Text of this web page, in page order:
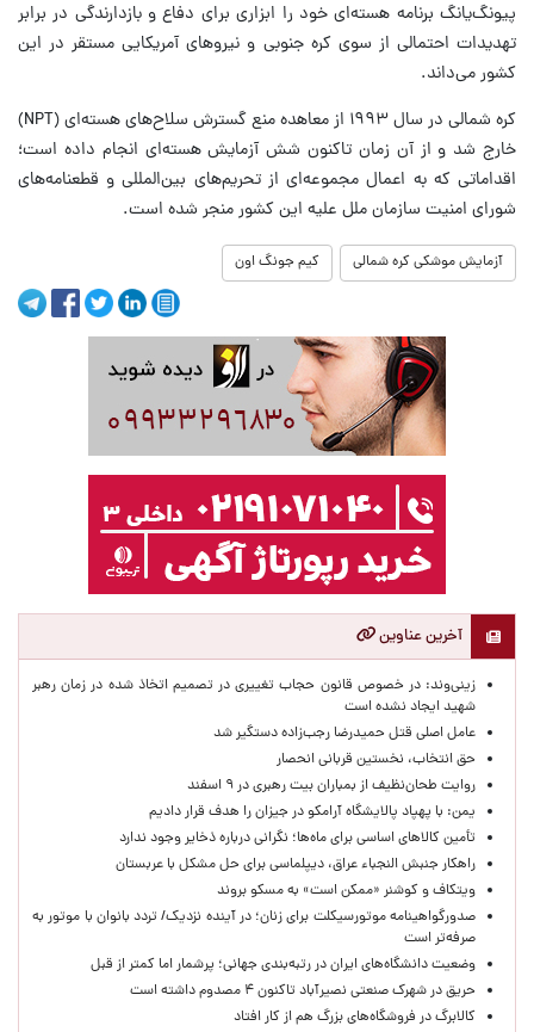
پیونگ‌یانگ برنامه هسته‌ای خود را ابزاری برای دفاع و بازدارندگی در برابر
تهدیدات احتمالی از سوی کره جنوبی و نیروهای آمریکایی مستقر در این
کشور می‌داند.
کره شمالی در سال ۱۹۹۳ از معاهده منع گسترش سلاح‌های هسته‌ای (NPT)
خارج شد و از آن زمان تاکنون شش آزمایش هسته‌ای انجام داده است؛
اقداماتی که به اعمال مجموعه‌ای از تحریم‌های بین‌المللی و قطعنامه‌های
شورای امنیت سازمان ملل علیه این کشور منجر شده است.
آزمایش موشکی کره شمالی کیم جونگ اون
آخرین عناوین
زینی‌وند: در خصوص قانون حجاب تغییری در تصمیم اتخاذ شده در زمان رهبر
شهید ایجاد نشده است
عامل اصلی قتل حمیدرضا رجب‌زاده دستگیر شد
حق انتخاب، نخستین قربانی انحصار
روایت طحان‌نظیف از بمباران بیت رهبری در ۹ اسفند
یمن: با پهپاد پالایشگاه آرامکو در جیزان را هدف قرار دادیم
تأمین کالاهای اساسی برای ماه‌ها؛ نگرانی درباره ذخایر وجود ندارد
راهکار جنبش النجباء عراق، دیپلماسی برای حل مشکل با عربستان
ویتکاف و کوشنر «ممکن است» به مسکو بروند
صدورگواهینامه موتورسیکلت برای زنان؛ در آینده نزدیک/ تردد بانوان با موتور به‌
صرفه‌تر است
وضعیت دانشگاه‌های ایران در رتبه‌بندی جهانی؛ پرشمار اما کمتر از قبل
حریق در شهرک صنعتی نصیرآباد تاکنون ۴ مصدوم داشته است
کالابرگ در فروشگاه‌های بزرگ هم از کار افتاد